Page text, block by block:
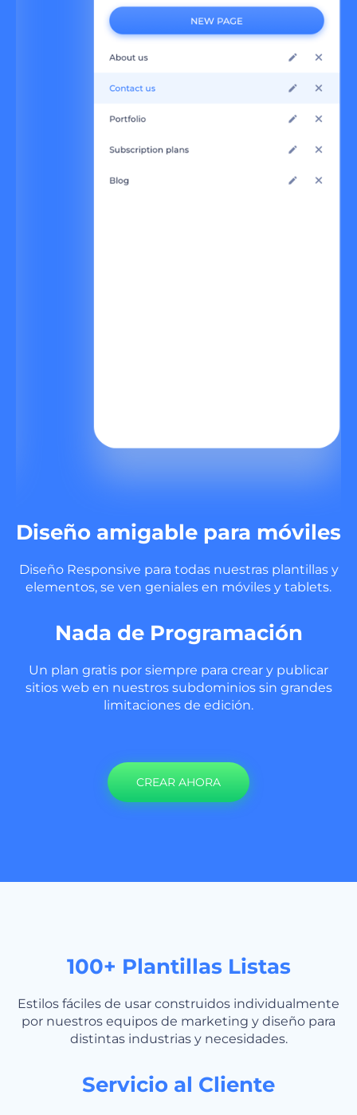
Diseño amigable para móviles
Diseño Responsive para todas nuestras plantillas y
elementos, se ven geniales en móviles y tablets.
Nada de Programación
Un plan gratis por siempre para crear y publicar
sitios web en nuestros subdominios sin grandes
limitaciones de edición.
CREAR AHORA
100+ Plantillas Listas
Estilos fáciles de usar construidos individualmente
por nuestros equipos de marketing y diseño para
distintas industrias y necesidades.
Servicio al Cliente